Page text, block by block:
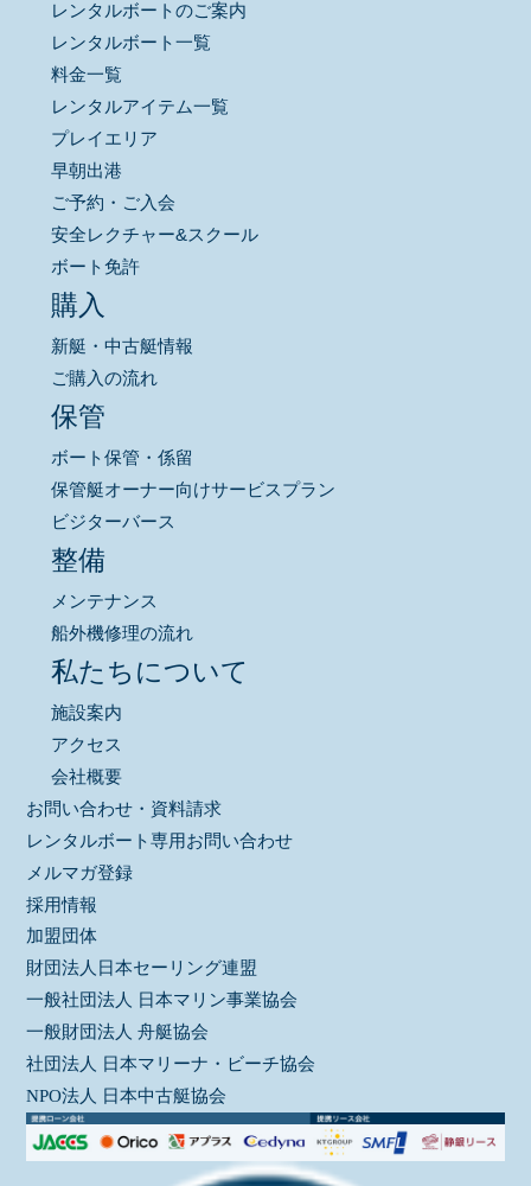
レンタルボートのご案内
レンタルボート一覧
料金一覧
レンタルアイテム一覧
プレイエリア
早朝出港
ご予約・ご入会
安全レクチャー&スクール
ボート免許
購入
新艇・中古艇情報
ご購入の流れ
保管
ボート保管・係留
保管艇オーナー向けサービスプラン
ビジターバース
整備
メンテナンス
船外機修理の流れ
私たちについて
施設案内
アクセス
会社概要
お問い合わせ・資料請求
レンタルボート専用お問い合わせ
メルマガ登録
採用情報
加盟団体
財団法人日本セーリング連盟
一般社団法人 日本マリン事業協会
一般財団法人 舟艇協会
社団法人 日本マリーナ・ビーチ協会
NPO法人 日本中古艇協会